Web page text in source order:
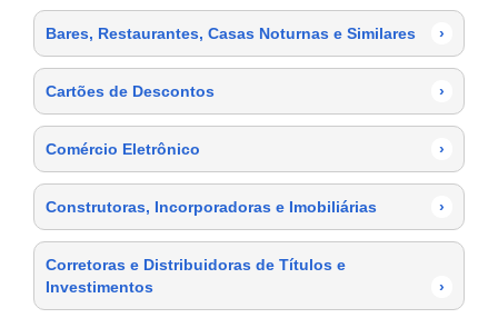
Bares, Restaurantes, Casas Noturnas e Similares ›
Cartões de Descontos ›
Comércio Eletrônico ›
Construtoras, Incorporadoras e Imobiliárias ›
Corretoras e Distribuidoras de Títulos e
Investimentos
›